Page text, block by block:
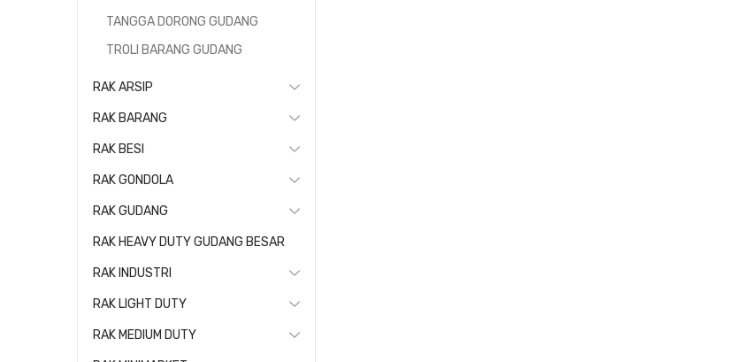
TANGGA DORONG GUDANG
TROLI BARANG GUDANG
RAK ARSIP
RAK BARANG
RAK BESI
RAK GONDOLA
RAK GUDANG
RAK HEAVY DUTY GUDANG BESAR
RAK INDUSTRI
RAK LIGHT DUTY
RAK MEDIUM DUTY